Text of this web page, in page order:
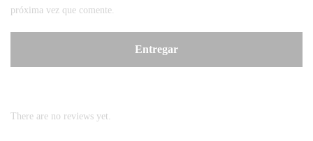
próxima vez que comente.
There are no reviews yet.